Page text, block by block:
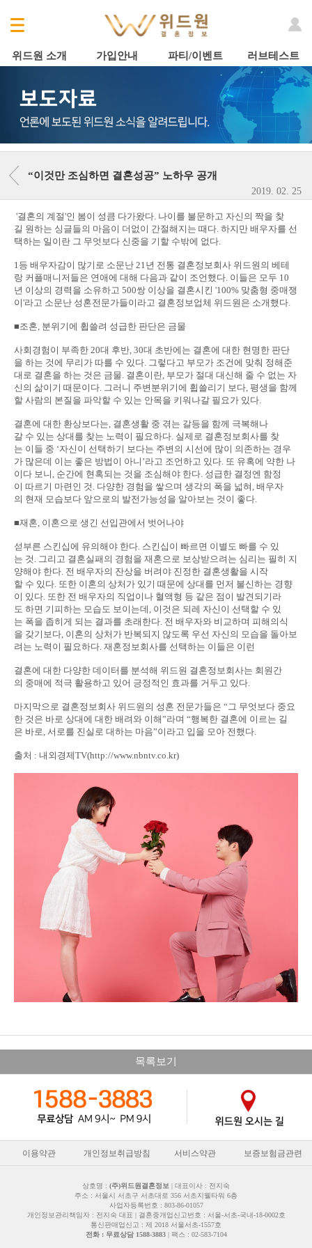
위드원 소개 가입안내 파티/이벤트 러브테스트
“이것만 조심하면 결혼성공” 노하우 공개
2019. 02. 25
'결혼의 계절'인 봄이 성큼 다가왔다. 나이를 불문하고 자신의 짝을 찾
길 원하는 싱글들의 마음이 더없이 간절해지는 때다. 하지만 배우자를 선
택하는 일이란 그 무엇보다 신중을 기할 수밖에 없다.
1등 배우자감이 많기로 소문난 21년 전통 결혼정보회사 위드원의 베테
랑 커플매니저들은 연애에 대해 다음과 같이 조언했다. 이들은 모두 10
년 이상의 경력을 소유하고 500쌍 이상을 결혼시킨 '100% 맞춤형 중매쟁
이'라고 소문난 성혼전문가들이라고 결혼정보업체 위드원은 소개했다.
■조혼, 분위기에 휩쓸려 성급한 판단은 금물
사회경험이 부족한 20대 후반, 30대 초반에는 결혼에 대한 현명한 판단
을 하는 것에 무리가 따를 수 있다. 그렇다고 부모가 조건에 맞춰 정해준
대로 결혼을 하는 것은 금물. 결혼이란, 부모가 절대 대신해 줄 수 없는 자
신의 삶이기 때문이다. 그러니 주변분위기에 휩쓸리기 보다, 평생을 함께
할 사람의 본질을 파악할 수 있는 안목을 키워나갈 필요가 있다.
결혼에 대한 환상보다는, 결혼생활 중 겪는 갈등을 함께 극복해나
갈 수 있는 상대를 찾는 노력이 필요하다. 실제로 결혼정보회사를 찾
는 이들 중 ‘자신이 선택하기 보다는 주변의 시선에 많이 의존하는 경우
가 많은데 이는 좋은 방법이 아니’라고 조언하고 있다. 또 유혹에 약한 나
이다 보니, 순간에 현혹되는 것을 조심해야 한다. 성급한 결정엔 함정
이 따르기 마련인 것. 다양한 경험을 쌓으며 생각의 폭을 넓혀, 배우자
의 현재 모습보다 앞으로의 발전가능성을 알아보는 것이 좋다.
■재혼, 이혼으로 생긴 선입관에서 벗어나야
섣부른 스킨십에 유의해야 한다. 스킨십이 빠르면 이별도 빠를 수 있
는 것. 그리고 결혼실패의 경험을 재혼으로 보상받으려는 심리는 필히 지
양해야 한다. 전 배우자의 잔상을 버려야 진정한 결혼생활을 시작
할 수 있다. 또한 이혼의 상처가 있기 때문에 상대를 먼저 불신하는 경향
이 있다. 또한 전 배우자의 직업이나 혈액형 등 같은 점이 발견되기라
도 하면 기피하는 모습도 보이는데, 이것은 되레 자신이 선택할 수 있
는 폭을 좁히게 되는 결과를 초래한다. 전 배우자와 비교하며 피해의식
을 갖기보다, 이혼의 상처가 반복되지 않도록 우선 자신의 모습을 돌아보
려는 노력이 필요하다. 재혼정보회사를 선택하는 이들은 이런
결혼에 대한 다양한 데이터를 분석해 위드원 결혼정보회사는 회원간
의 중매에 적극 활용하고 있어 긍정적인 효과를 거두고 있다.
마지막으로 결혼정보회사 위드원의 성혼 전문가들은 “그 무엇보다 중요
한 것은 바로 상대에 대한 배려와 이해”라며 “행복한 결혼에 이르는 길
은 바로, 서로를 진실로 대하는 마음”이라고 입을 모아 전했다.
출처 : 내외경제TV(http://www.nbntv.co.kr)
목록보기
이용약관 개인정보취급방침 서비스약관 보증보험금관련
상호명 : (주)위드원결혼정보 | 대표이사 : 전지숙
주소 : 서울시 서초구 서초대로 356 서초지웰타워 6층
사업자등록번호 : 803-86-01057
개인정보관리책임자 : 전지숙 대표 | 결혼중개업신고번호 : 서울-서초-국내-18-0002호
통신판매업신고 : 제 2018 서울서초-1557호
전화 : 무료상담 1588-3883| 팩스 : 02-583-7104